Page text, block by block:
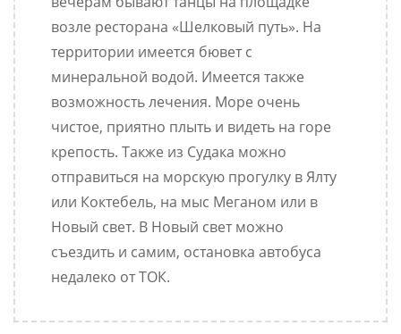
возле ресторана «Шелковый путь». На
территории имеется бювет с
минеральной водой. Имеется также
возможность лечения. Море очень
чистое, приятно плыть и видеть на горе
крепость. Также из Судака можно
отправиться на морскую прогулку в Ялту
или Коктебель, на мыс Меганом или в
Новый свет. В Новый свет можно
съездить и самим, остановка автобуса
недалеко от ТОК.